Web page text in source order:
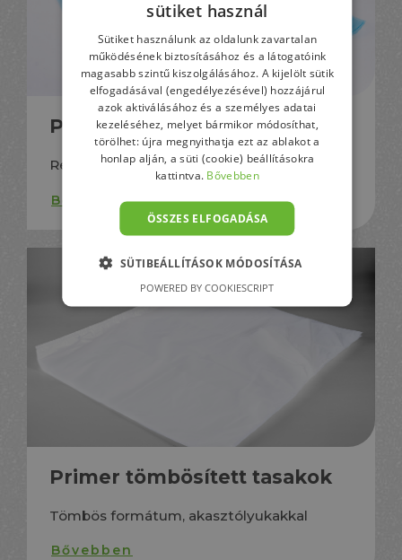
Primer ládabélelő zsák
Redőzött vagy redő nélküli kivitel
Bővebben
Primer tömbösített tasakok
Tömbös formátum, akasztólyukakkal
Bővebben
GERMAN
ENGLISH
sütiket használ
Sütiket használunk az oldalunk zavartalan
működésének biztosításához és a látogatóink
magasabb szintű kiszolgálásához. A kijelölt sütik
elfogadásával (engedélyezésével) hozzájárul
azok aktiválásához és a személyes adatai
kezeléséhez, melyet bármikor módosíthat,
törölhet: újra megnyithatja ezt az ablakot a
honlap alján, a süti (cookie) beállításokra
kattintva. Bővebben
ÖSSZES ELFOGADÁSA
SÜTIBEÁLLÍTÁSOK MÓDOSÍTÁSA
POWERED BY COOKIESCRIPT